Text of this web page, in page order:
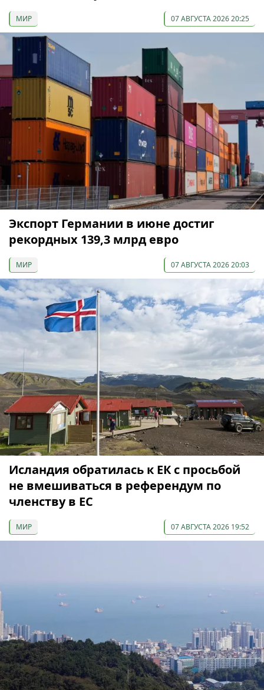
МИР 07 АВГУСТА 2026 20:25
Экспорт Германии в июне достиг
рекордных 139,3 млрд евро
МИР 07 АВГУСТА 2026 20:03
Исландия обратилась к ЕК с просьбой
не вмешиваться в референдум по
членству в ЕС
МИР 07 АВГУСТА 2026 19:52